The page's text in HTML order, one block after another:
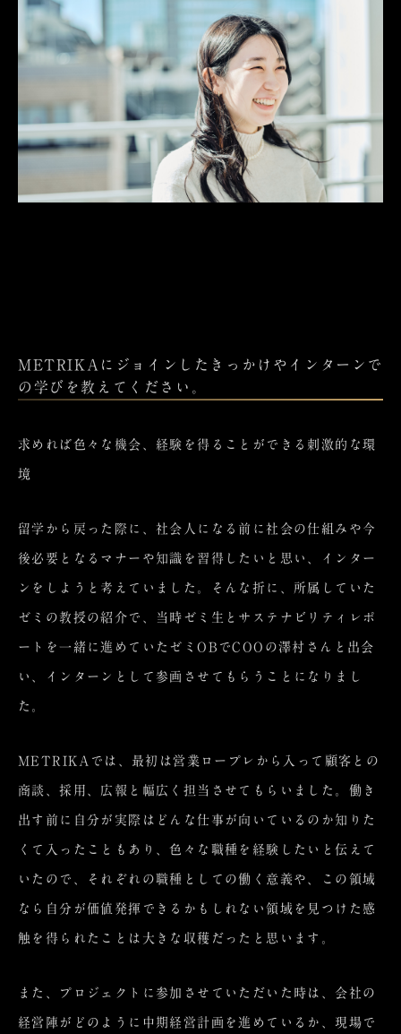
METRIKAにジョインしたきっかけやインターンで
の学びを教えてください。
求めれば色々な機会、経験を得ることができる刺激的な環
境
留学から戻った際に、社会人になる前に社会の仕組みや今
後必要となるマナーや知識を習得したいと思い、インター
ンをしようと考えていました。そんな折に、所属していた
ゼミの教授の紹介で、当時ゼミ生とサステナビリティレポ
ートを一緒に進めていたゼミOBでCOOの澤村さんと出会
い、インターンとして参画させてもらうことになりまし
た。
METRIKAでは、最初は営業ロープレから入って顧客との
商談、採用、広報と幅広く担当させてもらいました。働き
出す前に自分が実際はどんな仕事が向いているのか知りた
くて入ったこともあり、色々な職種を経験したいと伝えて
いたので、それぞれの職種としての働く意義や、この領域
なら自分が価値発揮できるかもしれない領域を見つけた感
触を得られたことは大きな収穫だったと思います。
また、プロジェクトに参加させていただいた時は、会社の
経営陣がどのように中期経営計画を進めているか、現場で